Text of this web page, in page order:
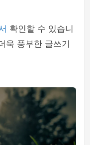
확인할 수 있습니
욱 풍부한 글쓰기